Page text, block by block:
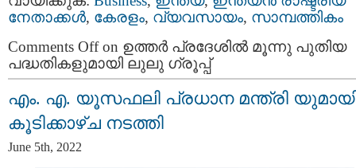
നേതാക്കള്‍, കേരളം, വ്യവസായം, സാമ്പത്തികം
Comments Offon ഉത്തർ പ്രദേശിൽ മൂന്നു പുതിയ
പദ്ധതികളുമായി ലുലു ഗ്രൂപ്പ്
എം. എ. യൂസഫലി പ്രധാന മന്ത്രി
കൂടിക്കാഴ്ച നടത്തി
June 5th, 2022